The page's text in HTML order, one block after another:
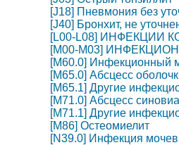
[J18] Пневмония без
[J40] Бронхит, не
[L00-L08] ИНФЕКЦИИ
[M00-M03]
[M60.0] Инфекционный
[M65.0] Абсцесс
[M65.1] Другие
[M71.0] Абсцесс
[M71.1] Другие
[M86] Остеомиелит
[N39.0] Инфекция